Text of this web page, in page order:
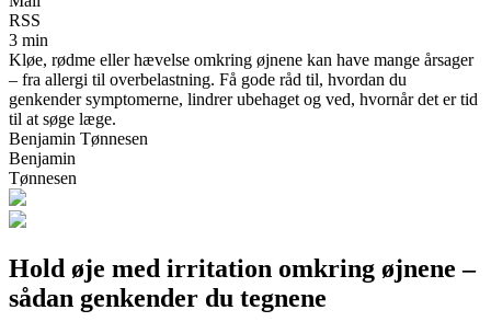
RSS
3 min
Kløe, rødme eller hævelse omkring øjnene kan have mange årsager
– fra allergi til overbelastning. Få gode råd til, hvordan du
genkender symptomerne, lindrer ubehaget og ved, hvornår det er tid
til at søge læge.
Benjamin Tønnesen
Benjamin
Tønnesen
Hold øje med irritation omkring øjnene –
sådan genkender du tegnene